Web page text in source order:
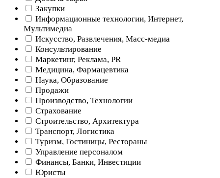
Закупки
Информационные технологии, Интернет,
Мультимедиа
Искусство, Развлечения, Масс-медиа
Консультирование
Маркетинг, Реклама, PR
Медицина, Фармацевтика
Наука, Образование
Продажи
Производство, Технологии
Страхование
Строительство, Архитектура
Транспорт, Логистика
Туризм, Гостиницы, Рестораны
Управление персоналом
Финансы, Банки, Инвестиции
Юристы